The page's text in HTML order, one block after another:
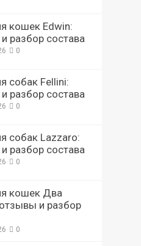
кошек Edwin:
разбор состава
0
собак Fellini:
разбор состава
0
собак Lazzaro:
разбор состава
0
кошек Два
и разбор
0